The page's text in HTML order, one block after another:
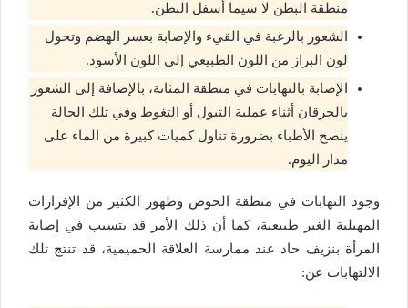
منطقة البطن لا سيما أسفل البطن.
الشعور بالرغبة في القيء والإصابة بعسر الهضم وتحول
لون البراز من اللون الطبيعي إلى اللون الأسود.
الإصابة بالتهابات في منطقة المثانة، بالإضافة إلى الشعور
بالحرقان أثناء عملية التبول أو التغوط وفي تلك الحالة
ينصح الأطباء بضرورة تناول كميات كبيرة من الماء على
مدار اليوم.
وجود التهابات في منطقة الحوض وظهور الكثير من الإفرازات
المهبلية الغير طبيعية، كما أن ذلك الأمر قد يتسبب في إصابة
المرأة بنزيف حاد عند ممارسة العلاقة الحميمية، قد تنتج تلك
الالتهابات عن: